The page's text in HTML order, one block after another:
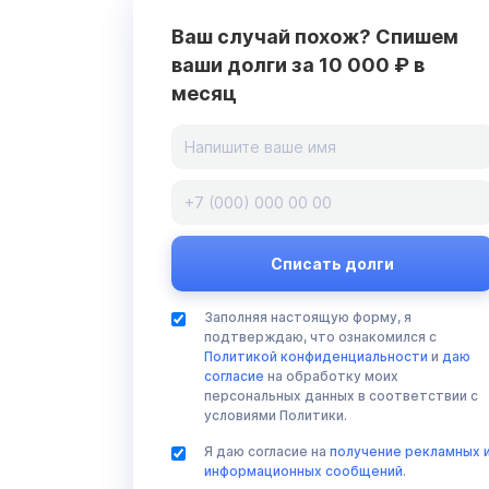
Ваш случай похож? Спишем
ваши долги за 10 000 ₽ в
месяц
Заполняя настоящую форму, я
подтверждаю, что ознакомился с
Политикой конфиденциальности и даю
согласие на обработку моих
персональных данных в соответствии с
условиями Политики.
Я даю согласие на получение рекламных
информационных сообщений.